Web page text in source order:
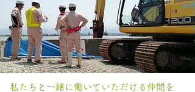
私たちと一緒に働いていただける仲間を